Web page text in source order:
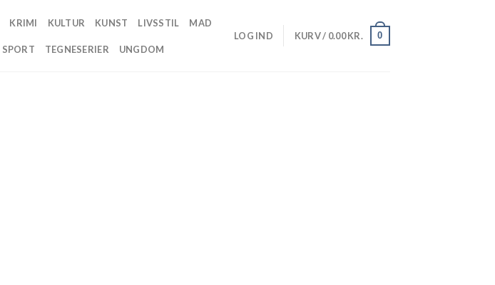
KRIMI KULTUR KUNST LIVSSTIL MAD
SPORT TEGNESERIER UNGDOM
LOG IND KURV / 0.00KR. 0